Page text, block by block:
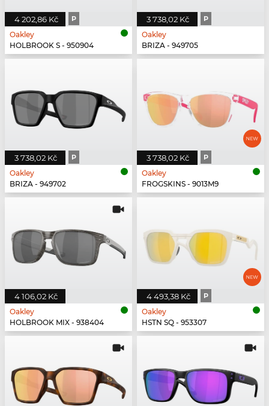
4 202,86 Kč P
Oakley
HOLBROOK S - 950904
3 738,02 Kč P
Oakley
BRIZA - 949705
3 738,02 Kč P
Oakley
BRIZA - 949702
3 738,02 Kč P
Oakley
FROGSKINS - 9013M9
4 106,02 Kč
Oakley
HOLBROOK MIX - 938404
4 493,38 Kč P
Oakley
HSTN SQ - 953307